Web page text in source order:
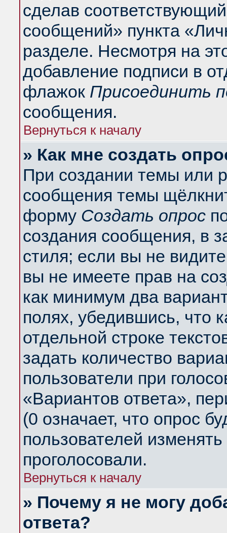
сделав
сообщений» пункта
разделе. Несмотря на
добавление подписи в
флажок Присоединить
сообщения.
Вернуться к началу
» Как мне создать
При создании темы или
сообщения темы
форму Создать опрос
создания сообщения, в
стиля; если вы не
вы не имеете прав на
как минимум два
полях, убедившись, что
отдельной строке
задать количество
пользователи при
«Вариантов ответа»,
(0 означает, что опрос
пользователей
проголосовали.
Вернуться к началу
» Почему я не могу
ответа?